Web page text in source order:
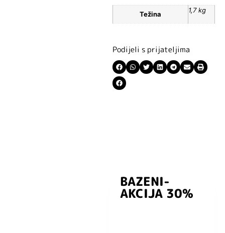
Težina 1,7 kg
Podijeli s prijateljima
BAZENI-
AKCIJA 30%